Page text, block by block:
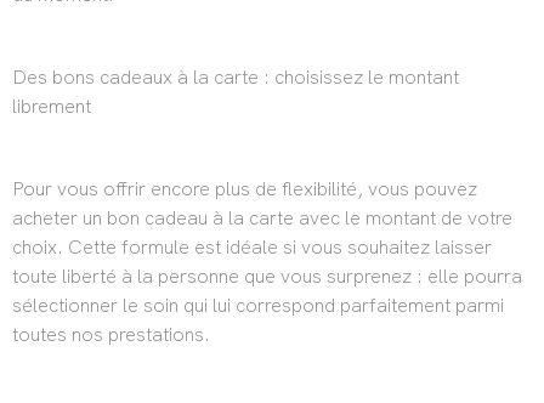
Des bons cadeaux à la carte : choisissez le montant
librement
Pour vous offrir encore plus de flexibilité, vous pouvez
acheter un bon cadeau à la carte avec le montant de votre
choix. Cette formule est idéale si vous souhaitez laisser
toute liberté à la personne que vous surprenez : elle pourra
sélectionner le soin qui lui correspond parfaitement parmi
toutes nos prestations.